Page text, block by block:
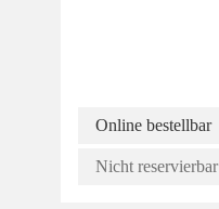
Online bestellbar
Nicht reservierbar